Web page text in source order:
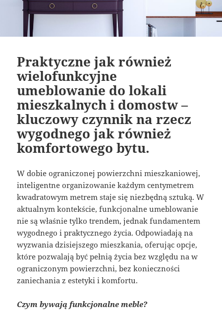
Praktyczne jak również
wielofunkcyjne
umeblowanie do lokali
mieszkalnych i domostw –
kluczowy czynnik na rzecz
wygodnego jak również
komfortowego bytu.
W dobie ograniczonej powierzchni mieszkaniowej,
inteligentne organizowanie każdym centymetrem
kwadratowym metrem staje się niezbędną sztuką. W
aktualnym kontekście, funkcjonalne umeblowanie
nie są właśnie tylko trendem, jednak fundamentem
wygodnego i praktycznego życia. Odpowiadają na
wyzwania dzisiejszego mieszkania, oferując opcje,
które pozwalają być pełnią życia bez względu na w
ograniczonym powierzchni, bez konieczności
zaniechania z estetyki i komfortu.
Czym bywają funkcjonalne meble?